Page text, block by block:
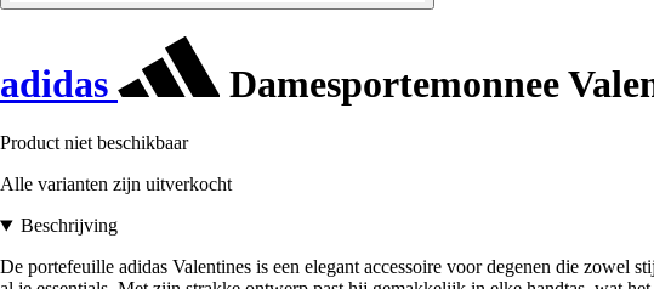
adidas Damesportemonnee
Product niet beschikbaar
Alle varianten zijn uitverkocht
Beschrijving
De portefeuille adidas Valentines is een elegant accessoire voor degenen die